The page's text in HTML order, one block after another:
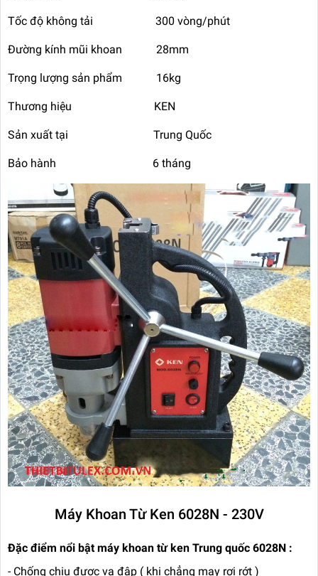
Tốc độ không tải 300 vòng/phút
Đường kính mũi khoan 28mm
Trọng lượng sản phẩm 16kg
Thương hiệu KEN
Sản xuất tại Trung Quốc
Bảo hành 6 tháng
Máy Khoan Từ Ken 6028N - 230V
Đặc điểm nổi bật máy khoan từ ken Trung quốc 6028N :
- Chống chịu được va đập ( khi chẳng may rơi rớt )